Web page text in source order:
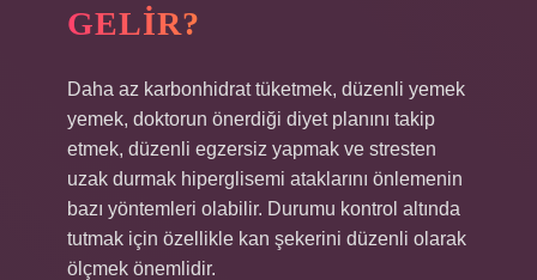
GELIR?
Daha az karbonhidrat tüketmek, düzenli yemek
yemek, doktorun önerdiği diyet planını takip
etmek, düzenli egzersiz yapmak ve stresten
uzak durmak hiperglisemi ataklarını önlemenin
bazı yöntemleri olabilir. Durumu kontrol altında
tutmak için özellikle kan şekerini düzenli olarak
ölçmek önemlidir.